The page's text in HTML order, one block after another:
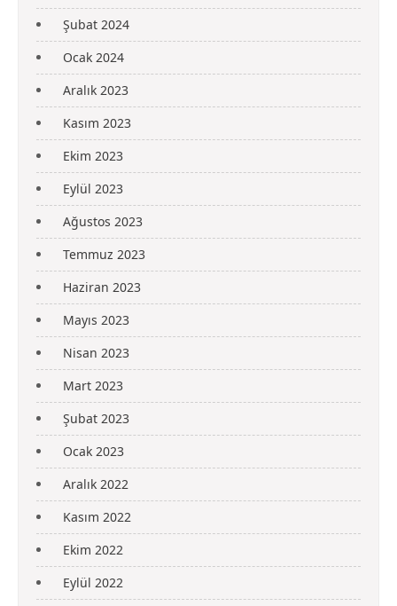
Şubat 2024
Ocak 2024
Aralık 2023
Kasım 2023
Ekim 2023
Eylül 2023
Ağustos 2023
Temmuz 2023
Haziran 2023
Mayıs 2023
Nisan 2023
Mart 2023
Şubat 2023
Ocak 2023
Aralık 2022
Kasım 2022
Ekim 2022
Eylül 2022